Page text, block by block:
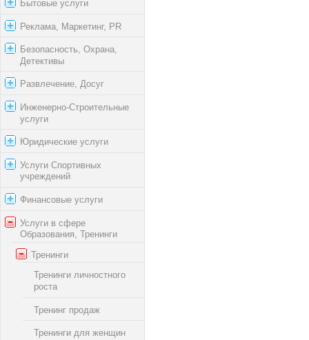
Бытовые услуги
Реклама, Маркетинг, PR
Безопасность, Охрана,
Детективы
Развлечение, Досуг
Инженерно-Строительные
услуги
Юридические услуги
Услуги Спортивных
учреждений
Финансовые услуги
Услуги в сфере
Образования, Тренинги
Тренинги
Тренинги личностного
роста
Тренинг продаж
Тренинги для женщин